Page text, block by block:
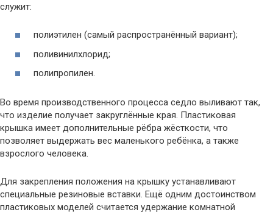
служит:
полиэтилен (самый распространённый вариант);
поливинилхлорид;
полипропилен.
Во время производственного процесса седло выливают так,
что изделие получает закруглённые края. Пластиковая
крышка имеет дополнительные рёбра жёсткости, что
позволяет выдержать вес маленького ребёнка, а также
взрослого человека.
Для закрепления положения на крышку устанавливают
специальные резиновые вставки. Ещё одним достоинством
пластиковых моделей считается удержание комнатной